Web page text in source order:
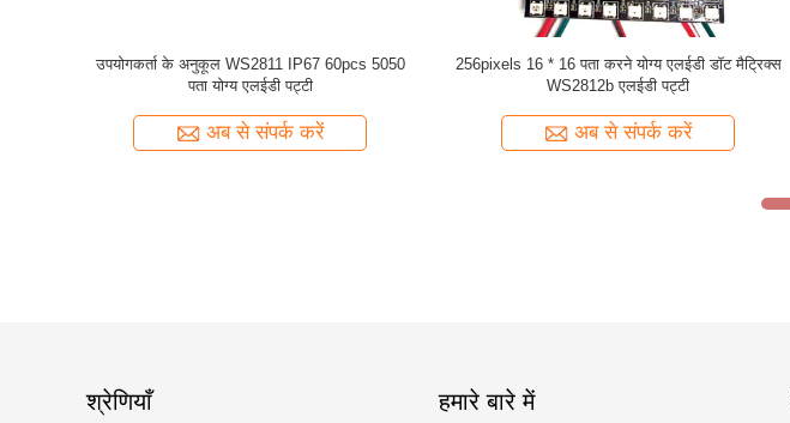
ISO9001 DC12V 120 deg आरजीबी व्यक्तिगत रूप से
पता करने योग्य एलईडी पट्टी
अब से संपर्क करें
8 मिमी पिच 0.3W / M 2811 RGBW पिक्सेल पता योग्य
एलईडी पट्टी
अब से संपर्क करें
श्रेणियाँ हमारे बारे में